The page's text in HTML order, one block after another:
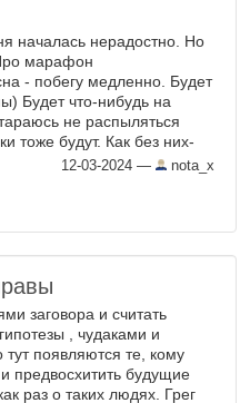
началась нерадостно. Но
марафон
- побегу медленно. Будет
Будет что-нибудь на
не распыляться
тоже будут. Как без них-
что - у нас вообще не
снежку ...
12-03-2024 — nota_x
заговора и считать
, чудаками и
появляются те, кому
предвосхитить будущие
раз о таких людях. Грег